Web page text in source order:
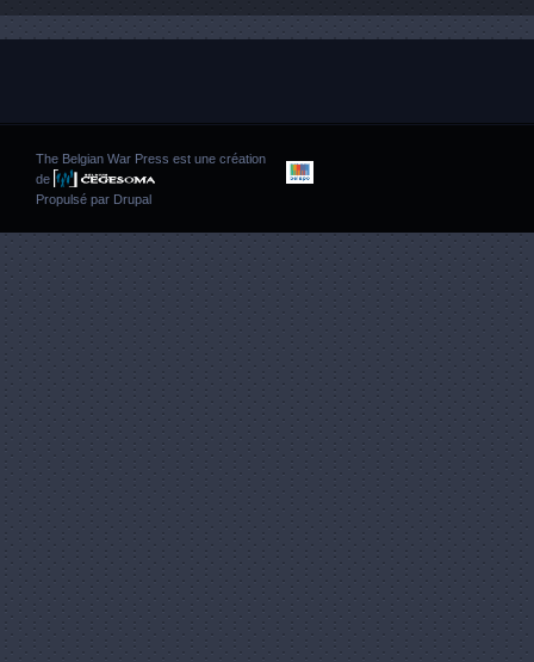
The Belgian War Press est une création
de
Propulsé par Drupal